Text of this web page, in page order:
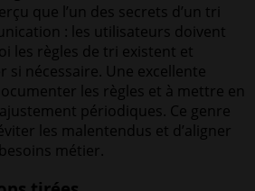
que l’un des secrets d’un tri
: les utilisateurs doivent
les règles de tri existent et
si nécessaire. Une excellente
les règles et à mettre en
périodiques. Ce genre
les malentendus et d’aligner
métier.